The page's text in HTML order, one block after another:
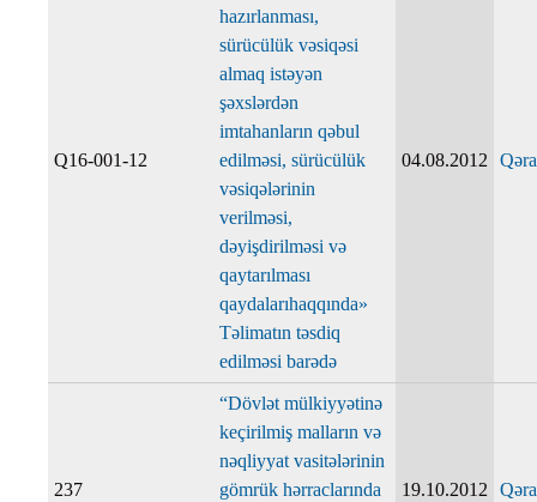
Q16-001-12
hazırlanması,
sürücülük vəsiqəsi
almaq istəyən
şəxslərdən
imtahanların qəbul
edilməsi, sürücülük
vəsiqələrinin
verilməsi,
dəyişdirilməsi və
qaytarılması
qaydalarıhaqqında»
Təlimatın təsdiq
edilməsi barədə
04.08.2012
237
“Dövlət mülkiyyətinə
keçirilmiş malların və
nəqliyyat vasitələrinin
gömrük hərraclarında
19.10.2012